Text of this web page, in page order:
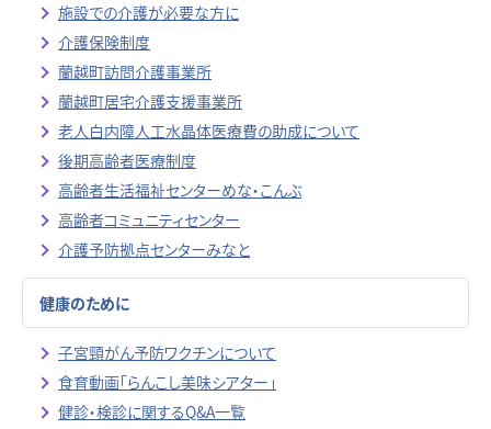
施設での介護が必要な方に
介護保険制度
蘭越町訪問介護事業所
蘭越町居宅介護支援事業所
老人白内障人工水晶体医療費の助成について
後期高齢者医療制度
高齢者生活福祉センターめな・こんぶ
高齢者コミュニティセンター
介護予防拠点センターみなと
健康のために
子宮頸がん予防ワクチンについて
食育動画「らんこし美味シアター」
健診・検診に関するQ&A一覧